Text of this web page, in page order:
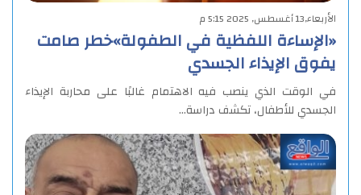
الأربعاء,13 أغسطس, 2025 5:15 م
«الإساءة اللفظية في الطفولة»خطر صامت
يفوق الإيذاء الجسدي
في الوقت الذي ينصب فيه الاهتمام غالبًا على محاربة الإيذاء
الجسدي للأطفال، تكشف دراسة…